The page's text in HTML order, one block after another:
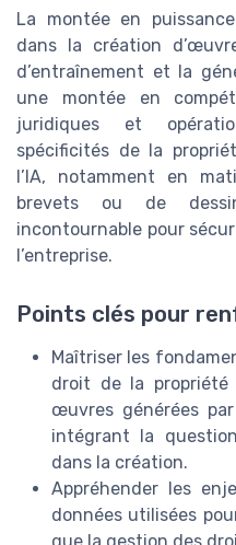
La montée en
dans la création
d’entraînement et la
une montée en
juridiques et
spécificités de la
l’IA, notamment en
brevets ou de
incontournable pour
l’entreprise.
Points clés pour
Maîtriser les
droit de la propriété
œuvres générées
intégrant la
dans la création.
Appréhender les
données utilisées
que la gestion des